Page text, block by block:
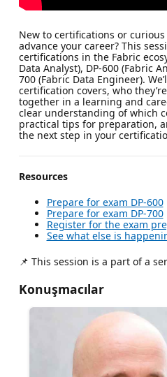
New to certifications or
advance your career? This
certifications in the Fabric
Data Analyst), DP-600 (Fabric
700 (Fabric Data Engineer).
certification covers, who
together in a learning and
clear understanding of which
practical tips for preparation,
the next step in your
Resources
Prepare for exam DP-600
Prepare for exam DP-700
Register for the exam
See what else is
📌 This session is a part of a
Konuşmacılar